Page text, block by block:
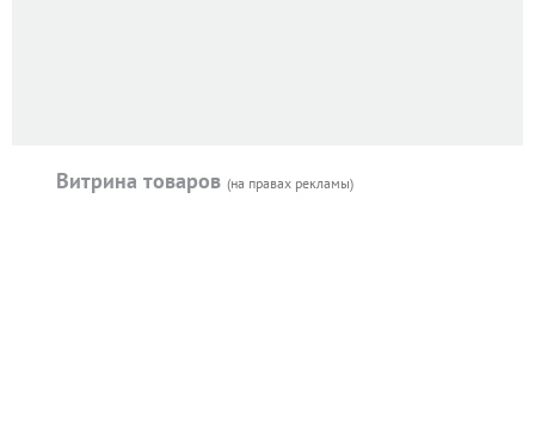
Витрина товаров (на правах рекламы)